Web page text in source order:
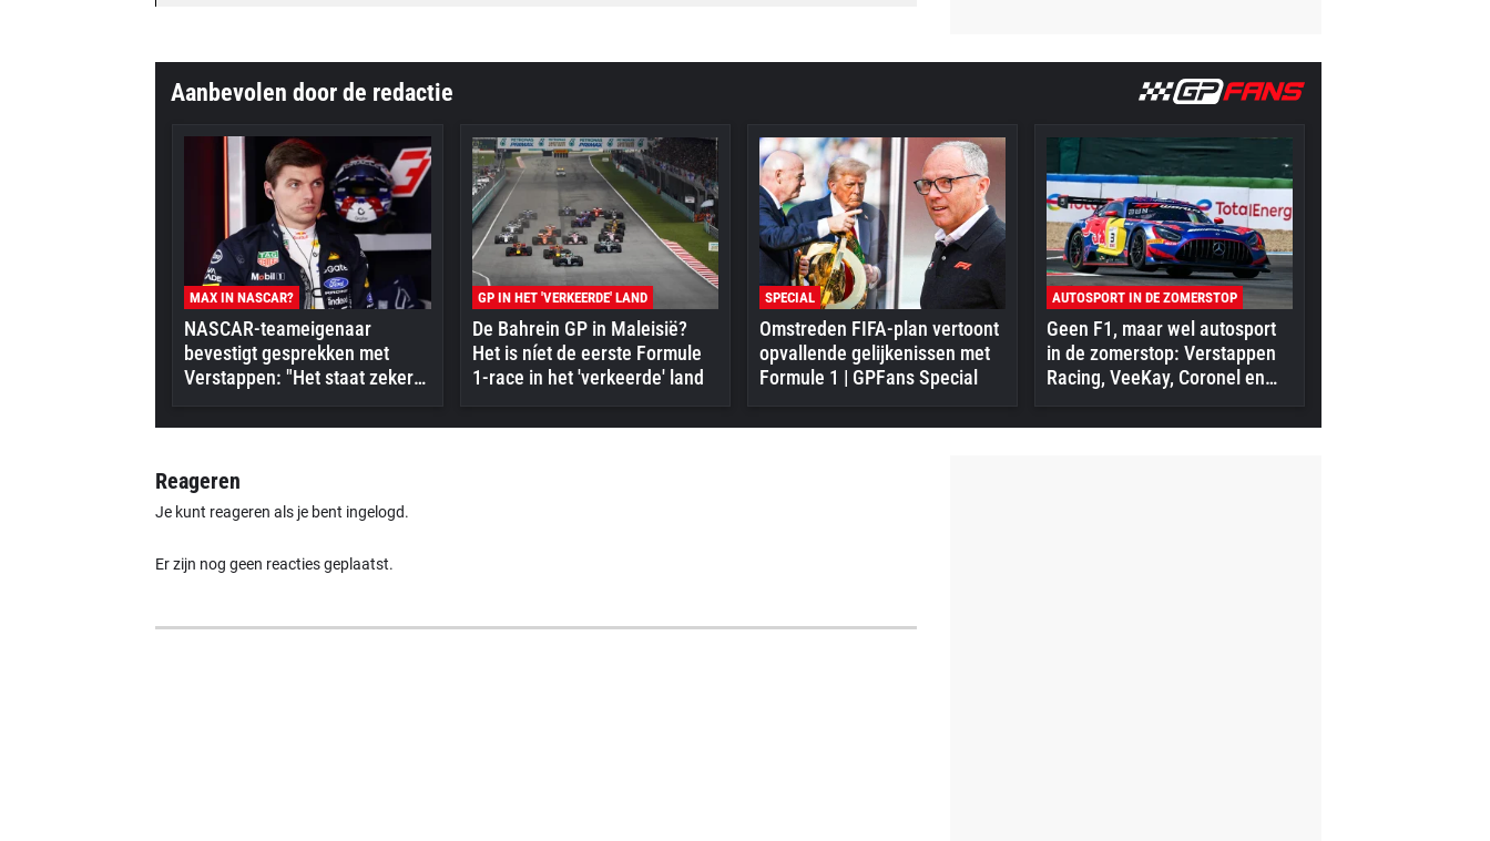
Aanbevolen door de redactie
MAX IN NASCAR?
NASCAR-teameigenaar
bevestigt gesprekken met
Verstappen: "Het staat zeker
op zijn radar"
GP IN HET 'VERKEERDE' LAND
De Bahrein GP in Maleisië?
Het is níet de eerste Formule
1-race in het 'verkeerde' land
SPECIAL
Omstreden FIFA-plan vertoont
opvallende gelijkenissen met
Formule 1 | GPFans Special
AUTOSPORT IN DE ZOMERSTOP
Geen F1, maar wel autosport
in de zomerstop: Verstappen
Racing, VeeKay, Coronel en
meer in actie
Reageren
Je kunt reageren als je bent ingelogd.
Er zijn nog geen reacties geplaatst.